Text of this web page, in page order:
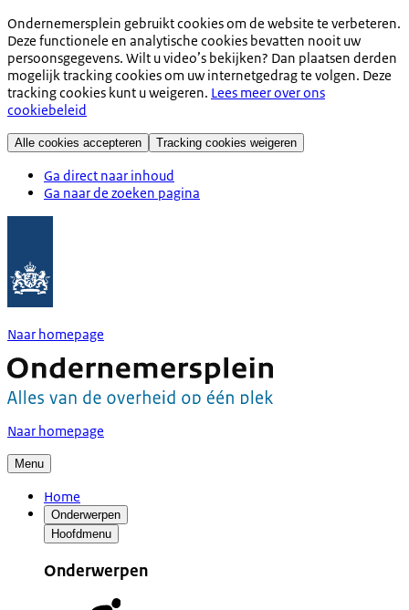
Ondernemersplein gebruikt cookies om de website te verbeteren.
Deze functionele en analytische cookies bevatten nooit uw
persoonsgegevens. Wilt u video’s bekijken? Dan plaatsen derden
mogelijk tracking cookies om uw internetgedrag te volgen. Deze
tracking cookies kunt u weigeren. Lees meer over ons
cookiebeleid
Alle cookies accepteren Tracking cookies weigeren
Ga direct naar inhoud
Ga naar de zoeken pagina
Naar homepage
Naar homepage
Menu
Home
Onderwerpen
Hoofdmenu
Onderwerpen